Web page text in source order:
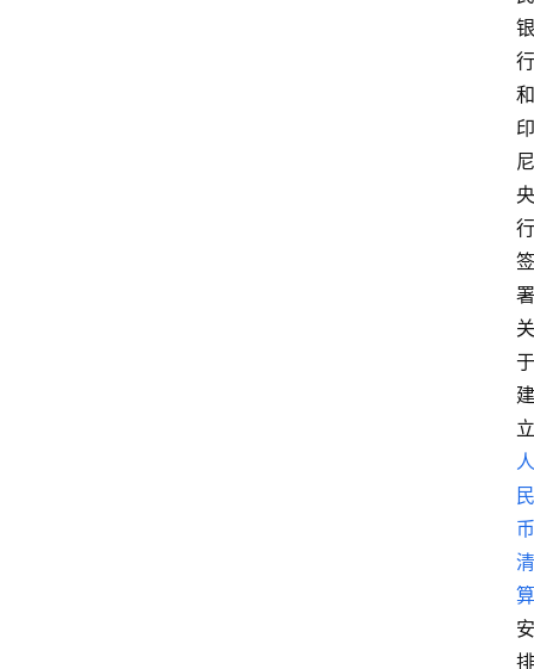
银
行
和
印
尼
央
行
签
署
关
于
建
立
人
民
币
清
算
安
排